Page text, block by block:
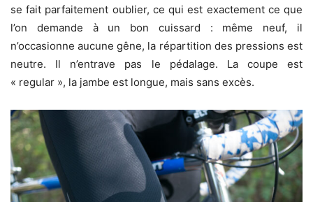
se fait parfaitement oublier, ce qui est exactement ce que
l’on demande à un bon cuissard : même neuf, il
n’occasionne aucune gêne, la répartition des pressions est
neutre. Il n’entrave pas le pédalage. La coupe est
« regular », la jambe est longue, mais sans excès.